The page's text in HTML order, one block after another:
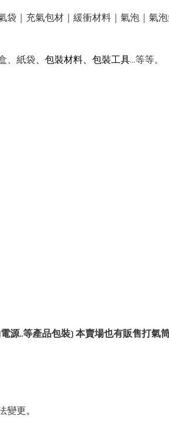
｜充氣包材｜緩衝材料｜氣泡｜氣
、紙袋、包裝材料、包裝工具…等等。
源..等產品包裝) 本賣場也有販售打氣
變更。